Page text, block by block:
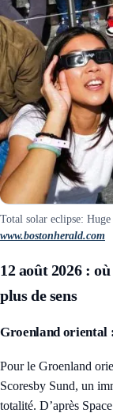
Total solar eclipse:
www.bostonherald.com
12 août 2026 :
plus de sens
Groenland oriental
Pour le Groenland
Scoresby Sund, un
totalité. D’après